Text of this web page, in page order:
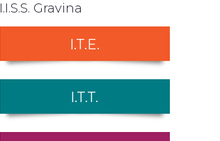
I.I.S.S. Gravina
I.T.E.
I.T.T.